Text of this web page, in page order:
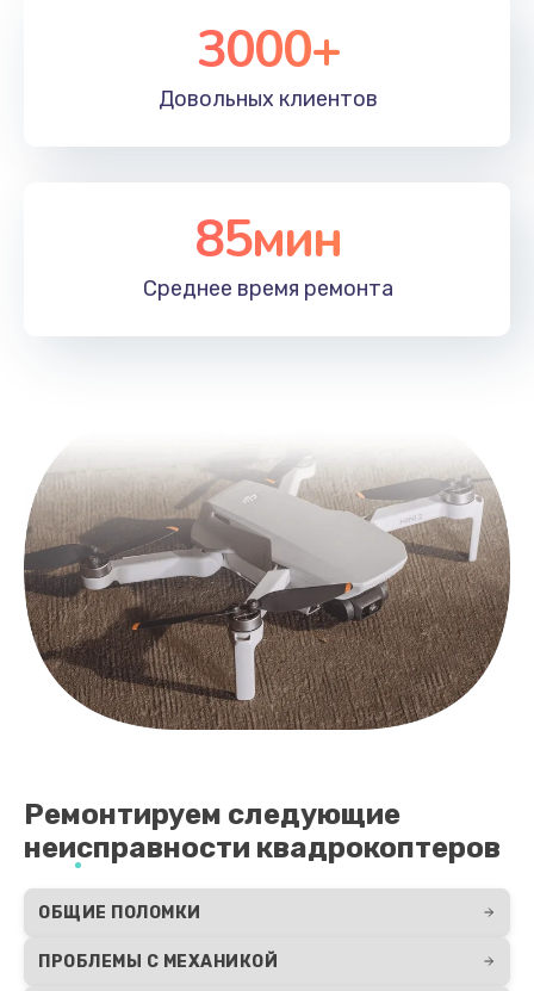
3000+
Довольных клиентов
85мин
Среднее время ремонта
Ремонтируем следующие
неисправности квадрокоптеров
ОБЩИЕ ПОЛОМКИ
ПРОБЛЕМЫ С МЕХАНИКОЙ